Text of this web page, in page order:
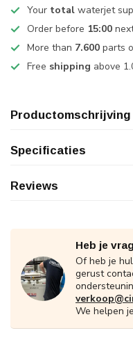
Your total waterjet
Order before 15:00
More than 7.600 parts
Free shipping above
Productomschrijving
Specificaties
Reviews
Heb je
Of heb je
gerust
We helpen